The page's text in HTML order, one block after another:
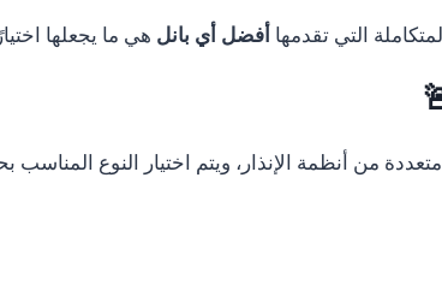
التي تقدمها أفضل أي بانل هي ما يجعلها
من أنظمة الإنذار، ويتم اختيار النوع